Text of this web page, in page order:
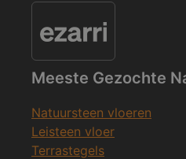
Meeste Gezochte
Natuursteen vloeren
Leisteen vloer
Terrastegels